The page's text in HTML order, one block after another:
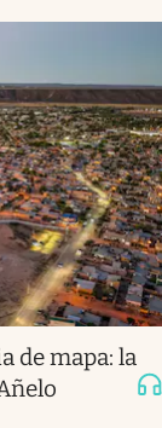
de mapa: la